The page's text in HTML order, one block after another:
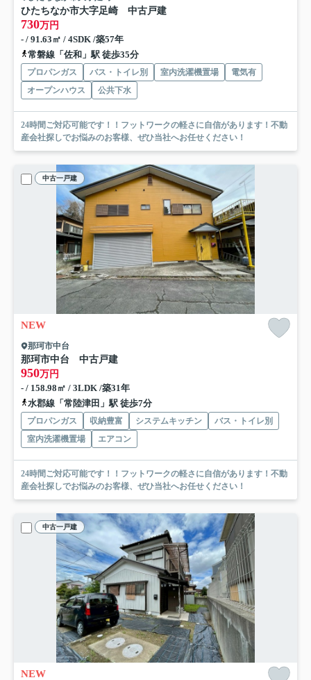
ひたちなか市大字足崎 中古戸建
730万円
- / 91.63㎡ / 4SDK /築57年
常磐線「佐和」駅 徒歩35分
プロパンガス バス・トイレ別 室内洗濯機置場
電気有
オープンハウス
公共下水
24時間ご対応可能です！！フットワークの軽さに自信があります！不動
産会社探しでお悩みのお客様、ぜひ当社へお任せください！
中古一戸建
NEW
那珂市中台
那珂市中台 中古戸建
950万円
- / 158.98㎡ / 3LDK /築31年
水郡線「常陸津田」駅 徒歩7分
プロパンガス 収納豊富 システムキッチン
バス・トイレ別
室内洗濯機置場
エアコン
24時間ご対応可能です！！フットワークの軽さに自信があります！不動
産会社探しでお悩みのお客様、ぜひ当社へお任せください！
中古一戸建
NEW